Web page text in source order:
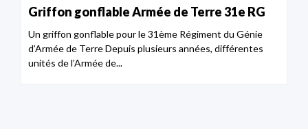
Griffon gonflable Armée de Terre 31e RG
Un griffon gonflable pour le 31ème Régiment du Génie
d’Armée de Terre Depuis plusieurs années, différentes
unités de l’Armée de...